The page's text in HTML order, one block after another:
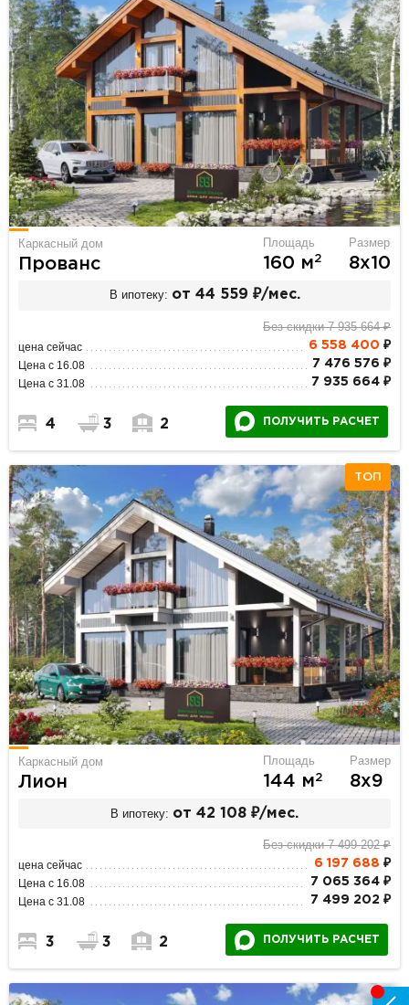
Каркасный дом
Прованс
Площадь
160 м2
Размер
8х10
В ипотеку: от 44 559 ₽/мес.
Без скидки 7 935 664 ₽
цена сейчас 6 558 400 ₽
Цена с 16.08 7 476 576 ₽
Цена с 31.08 7 935 664 ₽
4 3 2 ПОЛУЧИТЬ РАСЧЕТ
ТОП
Каркасный дом
Лион
Площадь
144 м2
Размер
8х9
В ипотеку: от 42 108 ₽/мес.
Без скидки 7 499 202 ₽
цена сейчас 6 197 688 ₽
Цена с 16.08 7 065 364 ₽
Цена с 31.08 7 499 202 ₽
3 3 2 ПОЛУЧИТЬ РАСЧЕТ